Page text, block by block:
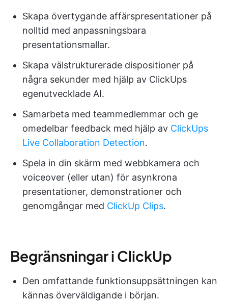
Skapa övertygande affärspresentationer på
nolltid med anpassningsbara
presentationsmallar.
Skapa välstrukturerade dispositioner på
några sekunder med hjälp av ClickUps
egenutvecklade AI.
Samarbeta med teammedlemmar och ge
omedelbar feedback med hjälp av ClickUps
Live Collaboration Detection.
Spela in din skärm med webbkamera och
voiceover (eller utan) för asynkrona
presentationer, demonstrationer och
genomgångar med ClickUp Clips.
Begränsningar i ClickUp
Den omfattande funktionsuppsättningen kan
kännas överväldigande i början.